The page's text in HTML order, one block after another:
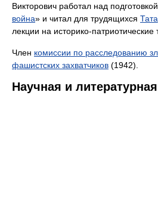
Викторович работал над
война» и читал для трудящихся
лекции на историко-патриотические
Член комиссии по расследованию
фашистских захватчиков (1942).
Научная и